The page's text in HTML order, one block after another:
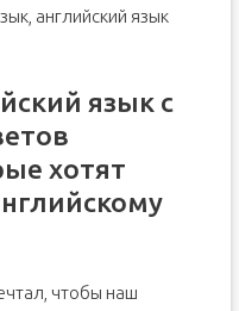
английский язык
язык с
хотят
чтобы наш